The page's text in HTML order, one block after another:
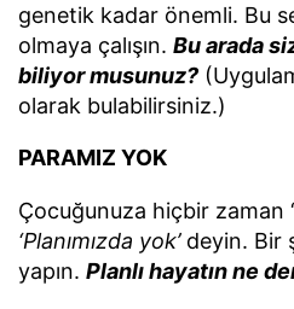
genetik kadar önemli. Bu
olmaya çalışın. Bu arada
biliyor musunuz?
olarak bulabilirsiniz.)
PARAMIZ YOK
Çocuğunuza hiçbir zaman
‘Planımızda yok’deyin. Bir
yapın. Planlı hayatın ne